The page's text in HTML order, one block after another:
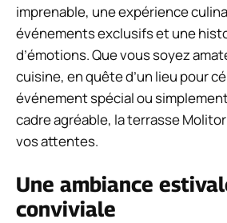
imprenable, une expérience
événements exclusifs et une
d’émotions. Que vous soyez
cuisine, en quête d’un lieu pour
événement spécial ou
cadre agréable, la terrasse
vos attentes.
Une ambiance
conviviale